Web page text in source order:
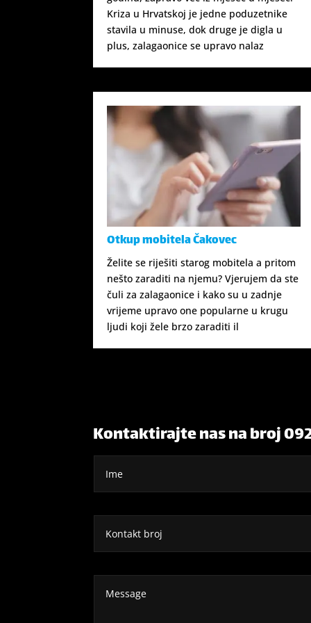
Kriza u Hrvatskoj je jedne poduzetnike
stavila u minuse, dok druge je digla u
plus, zalagaonice se upravo nalaz
Otkup mobitela Čakovec
Želite se riješiti starog mobitela a pritom
nešto zaraditi na njemu? Vjerujem da ste
čuli za zalagaonice i kako su u zadnje
vrijeme upravo one popularne u krugu
ljudi koji žele brzo zaraditi il
Kontaktirajte nas na broj